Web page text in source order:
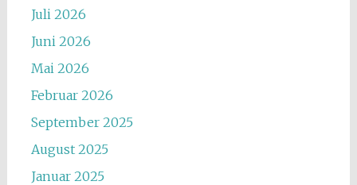
Juli 2026
Juni 2026
Mai 2026
Februar 2026
September 2025
August 2025
Januar 2025